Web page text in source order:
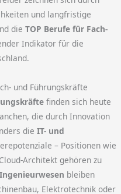
und langfristige
dieTOP Berufe für Fach-
Indikator für die
und Führungskräfte
finden sich heute
die durch Innovation
dieIT- und
– Positionen wie
Architekt gehören zu
Ingenieurwesen bleiben
Elektrotechnik oder